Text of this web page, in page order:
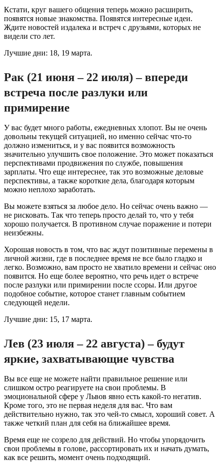
Кстати, круг вашего общения теперь можно расширить,
появятся новые знакомства. Появятся интересные идеи.
Ждите новостей издалека и встреч с друзьями, которых не
видели сто лет.
Лучшие дни: 18, 19 марта.
Рак (21 июня – 22 июля) – впереди
встреча после разлуки или
примирение
У вас будет много работы, ежедневных хлопот. Вы не очень
довольны текущей ситуацией, но именно сейчас что-то
должно измениться, и у вас появится возможность
значительно улучшить свое положение. Это может показаться
перспективами продвижения по службе, повышения
зарплаты. Что еще интереснее, так это возможные деловые
перспективы, а также короткие дела, благодаря которым
можно неплохо заработать.
Вы можете взяться за любое дело. Но сейчас очень важно —
не рисковать. Так что теперь просто делай то, что у тебя
хорошо получается. В противном случае поражение и потери
неизбежны.
Хорошая новость в том, что вас ждут позитивные перемены в
личной жизни, где в последнее время не все было гладко и
легко. Возможно, вам просто не хватило времени и сейчас оно
появится. Но еще более вероятно, что речь идет о встрече
после разлуки или примирении после ссоры. Или другое
подобное событие, которое станет главным событием
следующей недели.
Лучшие дни: 15, 17 марта.
Лев (23 июля – 22 августа) – будут
яркие, захватывающие чувства
Вы все еще не можете найти правильное решение или
слишком остро реагируете на свои проблемы. В
эмоциональной сфере у Львов явно есть какой-то негатив.
Кроме того, это не первая неделя для вас. Что вам
действительно нужно, так это чей-то смысл, хороший совет. А
также четкий план для себя на ближайшее время.
Время еще не созрело для действий. Но чтобы упорядочить
свои проблемы в голове, рассортировать их и начать думать,
как все решить, момент очень подходящий.